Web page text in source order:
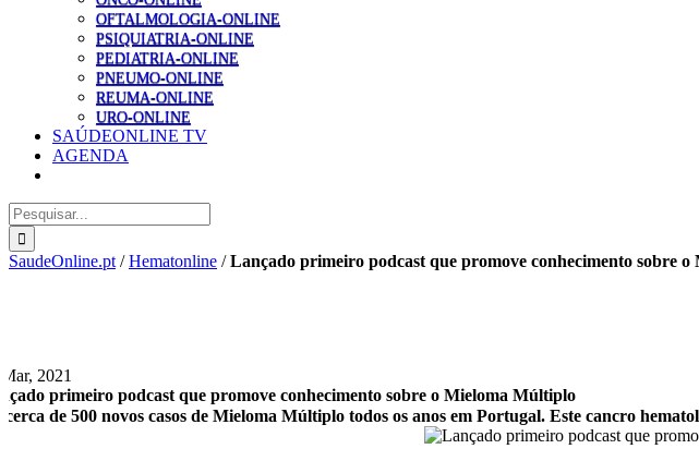
OFTALMOLOGIA-ONLINE
PSIQUIATRIA-ONLINE
PEDIATRIA-ONLINE
PNEUMO-ONLINE
REUMA-ONLINE
URO-ONLINE
SAÚDEONLINE TV
AGENDA
Pesquisar
SaudeOnline.pt /Hematonline /Lançado primeiro podcast que promove conhecimento sobre
2021
primeiro podcast que promove conhecimento sobre o Mieloma Múltiplo
cerca de 500 novos casos de Mieloma Múltiplo todos os anos em Portugal. Este cancro